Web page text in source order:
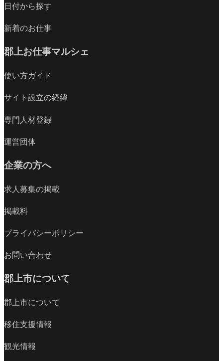
日付から探す
新着のお仕事
郡上お仕事マルシェ
使い方ガイド
サイト設立の経緯
専門人材登録
運営団体
企業の方へ
求人募集の掲載
掲載料
プライバシーポリシー
お問い合わせ
郡上市について
郡上市について
移住支援情報
観光情報